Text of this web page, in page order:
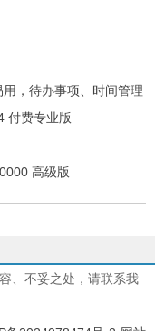
，待办事项、时间管理
付费专业版
高级版
、不妥之处，请联系我